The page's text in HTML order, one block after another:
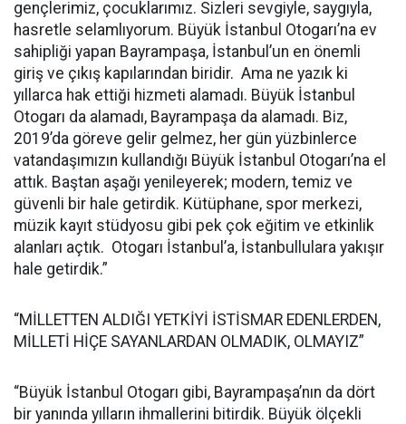
gençlerimiz, çocuklarımız. Sizleri sevgiyle, saygıyla,
hasretle selamlıyorum. Büyük İstanbul Otogarı’na ev
sahipliği yapan Bayrampaşa, İstanbul’un en önemli
giriş ve çıkış kapılarından biridir. Ama ne yazık ki
yıllarca hak ettiği hizmeti alamadı. Büyük İstanbul
Otogarı da alamadı, Bayrampaşa da alamadı. Biz,
2019’da göreve gelir gelmez, her gün yüzbinlerce
vatandaşımızın kullandığı Büyük İstanbul Otogarı’na el
attık. Baştan aşağı yenileyerek; modern, temiz ve
güvenli bir hale getirdik. Kütüphane, spor merkezi,
müzik kayıt stüdyosu gibi pek çok eğitim ve etkinlik
alanları açtık. Otogarı İstanbul’a, İstanbullulara yakışır
hale getirdik.”
“MİLLETTEN ALDIĞI YETKİYİ İSTİSMAR EDENLERDEN,
MİLLETİ HİÇE SAYANLARDAN OLMADIK, OLMAYIZ”
“Büyük İstanbul Otogarı gibi, Bayrampaşa’nın da dört
bir yanında yılların ihmallerini bitirdik. Büyük ölçekli